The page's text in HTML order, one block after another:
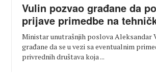
Vulin pozvao građane da
prijave primedbe na
Ministar unutrašnjih poslova Aleksandar
građane da se u vezi sa eventualnim
privrednih društava koja ...